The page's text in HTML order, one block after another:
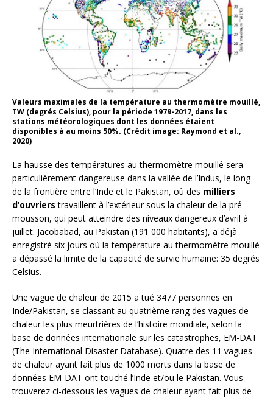
Valeurs maximales de la température au thermomètre mouillé,
TW (degrés Celsius), pour la période 1979-2017, dans les
stations météorologiques dont les données étaient
disponibles à au moins 50%. (Crédit image: Raymond et al.,
2020)
La hausse des températures au thermomètre mouillé sera
particulièrement dangereuse dans la vallée de l’Indus, le long
de la frontière entre l’Inde et le Pakistan, où des milliers
d’ouvriers travaillent à l’extérieur sous la chaleur de la pré-
mousson, qui peut atteindre des niveaux dangereux d’avril à
juillet. Jacobabad, au Pakistan (191 000 habitants), a déjà
enregistré six jours où la température au thermomètre mouillé
a dépassé la limite de la capacité de survie humaine: 35 degrés
Celsius.
Une vague de chaleur de 2015 a tué 3477 personnes en
Inde/Pakistan, se classant au quatrième rang des vagues de
chaleur les plus meurtrières de l’histoire mondiale, selon la
base de données internationale sur les catastrophes, EM-DAT
(The International Disaster Database). Quatre des 11 vagues
de chaleur ayant fait plus de 1000 morts dans la base de
données EM-DAT ont touché l’Inde et/ou le Pakistan. Vous
trouverez ci-dessous les vagues de chaleur ayant fait plus de